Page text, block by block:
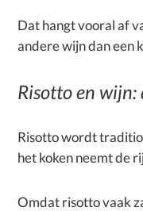
Dat hangt vooral af
andere wijn dan een
Risotto en wijn:
Risotto wordt
het koken neemt de
Omdat risotto vaak